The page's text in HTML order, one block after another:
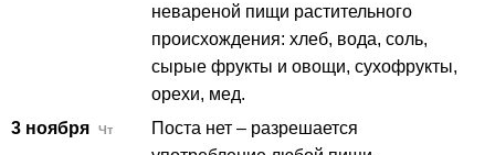
невареной пищи растительного
происхождения: хлеб, вода, соль,
сырые фрукты и овощи, сухофрукты,
орехи, мед.
3 ноября
Чт
Поста нет – разрешается